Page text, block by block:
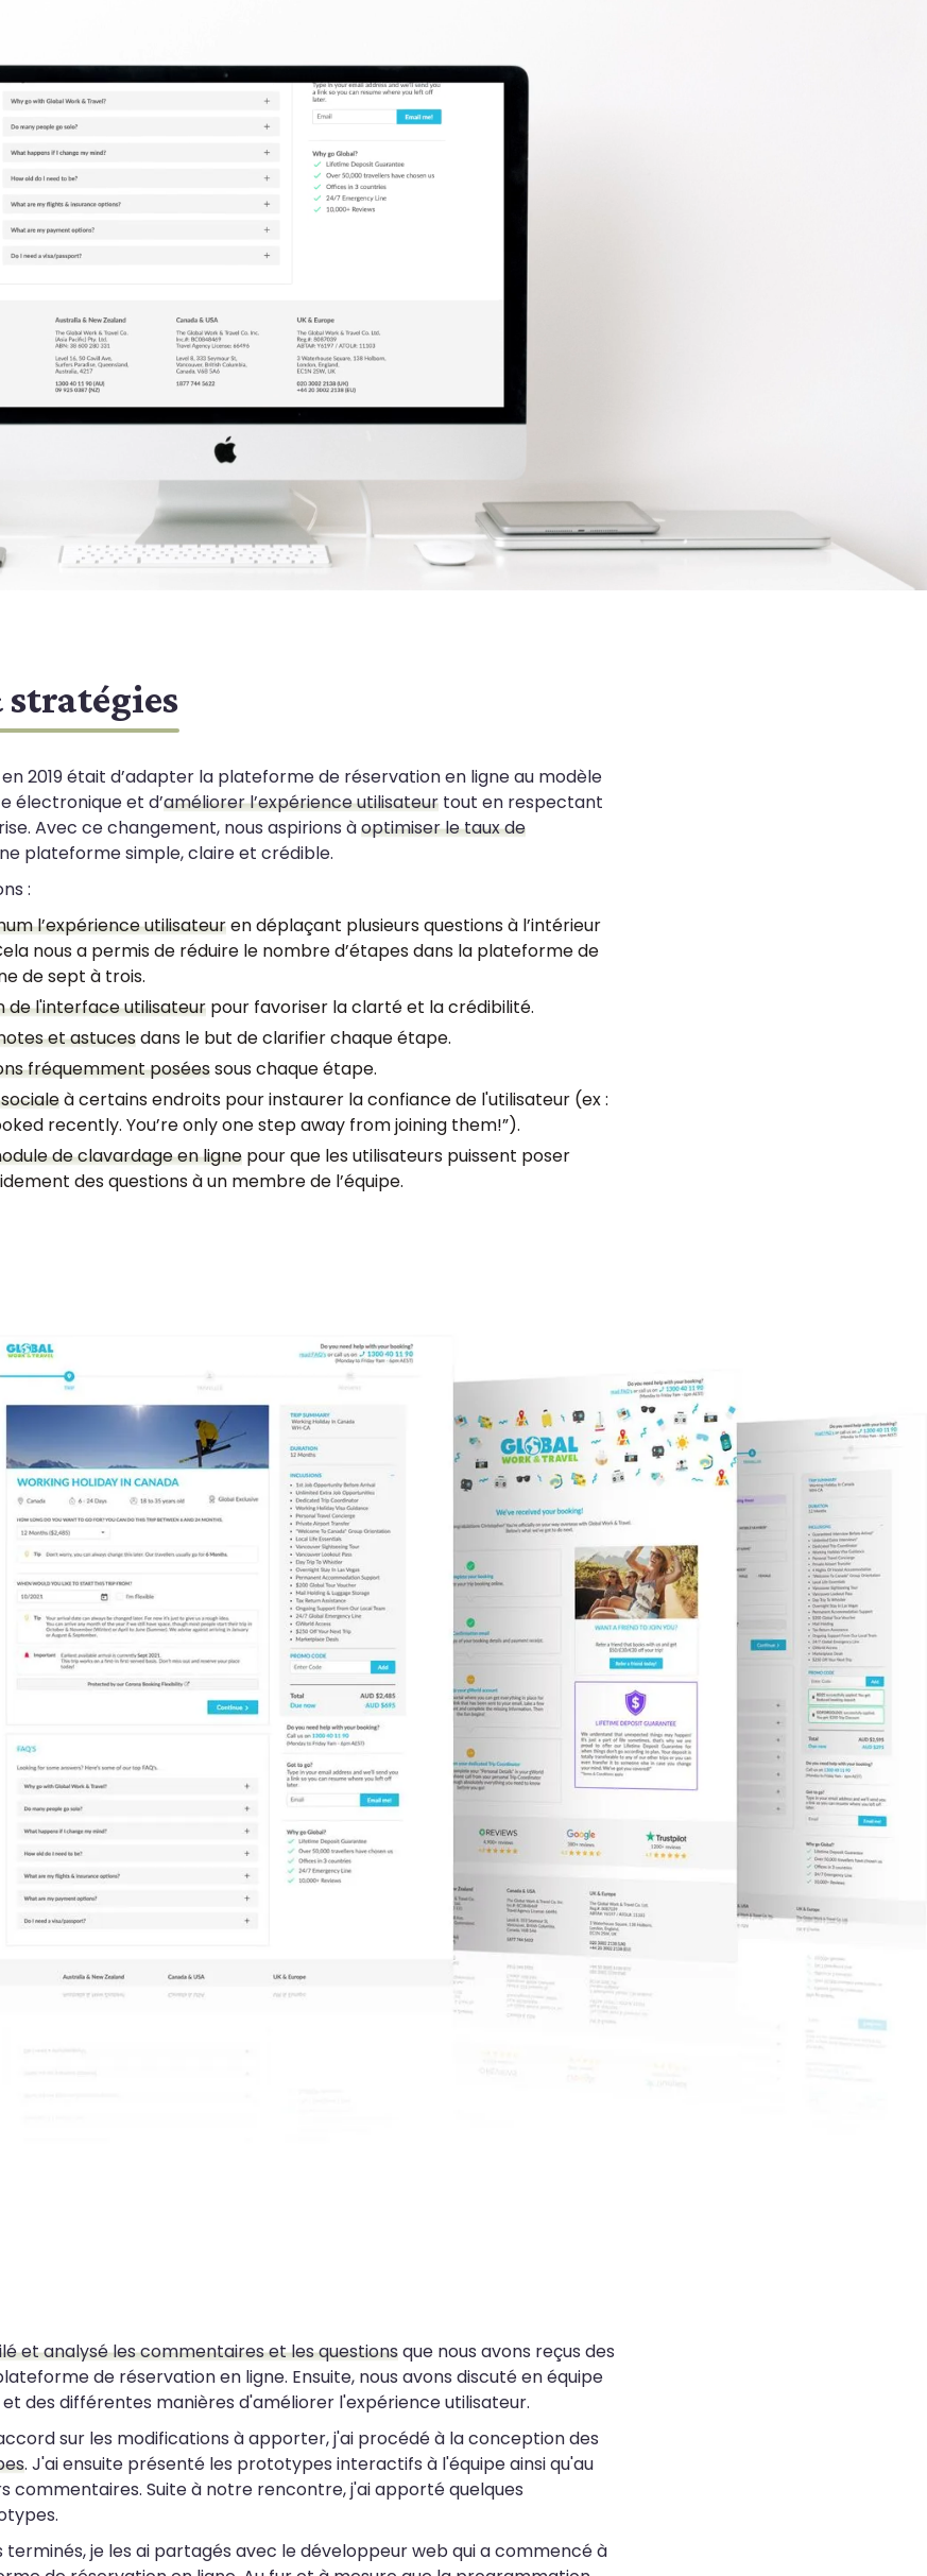
2019 était d’adapter la plateforme de réservation en ligne au modèle
électronique et d’améliorer l’expérience utilisateur tout en respectant
Avec ce changement, nous aspirions àoptimiser le taux de
plateforme simple, claire et crédible.
:
l’expérience utilisateuren déplaçant plusieurs questions à l’intérieur
nous a permis de réduire le nombre d’étapes dans la plateforme de
de sept à trois.
de l'interface utilisateur pour favoriser la clarté et la crédibilité.
et astucesdans le but de clarifier chaque étape.
fréquemment poséessous chaque étape.
à certains endroits pour instaurer la confiance de l'utilisateur (ex :
recently. You’re only one step away from joining them!”).
de clavardage en ligne pour que les utilisateurs puissent poser
des questions à un membre de l’équipe.
et analysé les commentaires et les questionsque nous avons reçus des
de réservation en ligne. Ensuite, nous avons discuté en équipe
des différentes manières d'améliorer l'expérience utilisateur.
sur les modifications à apporter, j'ai procédé à la conception des
. J'ai ensuite présenté les prototypes interactifs à l'équipe ainsi qu'au
commentaires. Suite à notre rencontre, j'ai apporté quelques
je les ai partagés avec le développeur web qui a commencé à